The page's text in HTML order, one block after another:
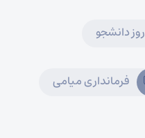
روز دانشجو
فرمانداری میامی